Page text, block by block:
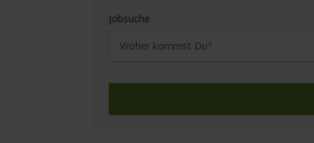
Jobsuche